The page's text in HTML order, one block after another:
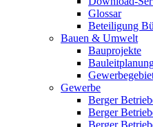
Glossar
Beteiligung
Bauen & Umwelt
Bauprojekte
Gewerbe
Berger
Berger
Berger